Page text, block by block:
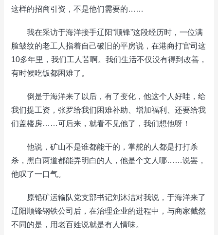
这样的招商引资，不是他们需要的……
我在采访于海洋接手辽阳“顺锋”这段经历时，一位满
脸皱纹的老工人指着自己破旧的平房说，在港商打官司这
10多年里，我们工人苦啊。我们生活不仅没有得到改善，
有时候吃饭都困难了。
倒是于海洋来了以后，有了变化，他这个人好哇，给
我们提工资，张罗给我们困难补助、增加福利、还要给我
们盖楼房……可后来，就看不见他了，我们想他呀！
他说，矿山不是谁都能干的，掌舵的人都是打打杀
杀，黑白两道都能弄明白的人，他是个文人哪……说罢，
他叹了一口气。
原铅矿运输队党支部书记刘沐洁对我说，于海洋来了
辽阳顺锋钢铁公司后，在治理企业的进程中，与商家截然
不同的是，用老百姓说就是有人情味。